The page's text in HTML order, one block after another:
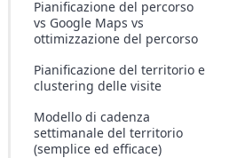
Pianificazione del percorso
vs Google Maps vs
ottimizzazione del percorso
Pianificazione del territorio e
clustering delle visite
Modello di cadenza
settimanale del territorio
(semplice ed efficace)